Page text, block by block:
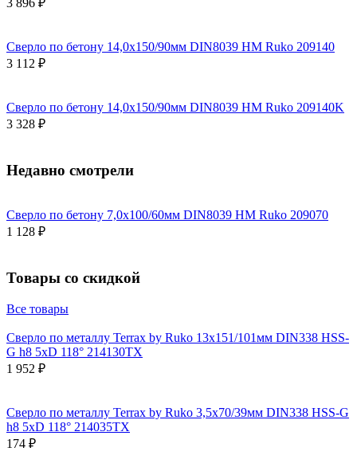
3 896 ₽
Сверло по бетону 14,0x150/90мм DIN8039 HM Ruko 209140
3 112 ₽
Сверло по бетону 14,0x150/90мм DIN8039 HM Ruko 209140K
3 328 ₽
Недавно смотрели
Сверло по бетону 7,0x100/60мм DIN8039 HM Ruko 209070
1 128 ₽
Товары со скидкой
Все товары
Сверло по металлу Terrax by Ruko 13x151/101мм DIN338 HSS-
G h8 5xD 118° 214130TX
1 952 ₽
Сверло по металлу Terrax by Ruko 3,5x70/39мм DIN338 HSS-G
h8 5xD 118° 214035TX
174 ₽